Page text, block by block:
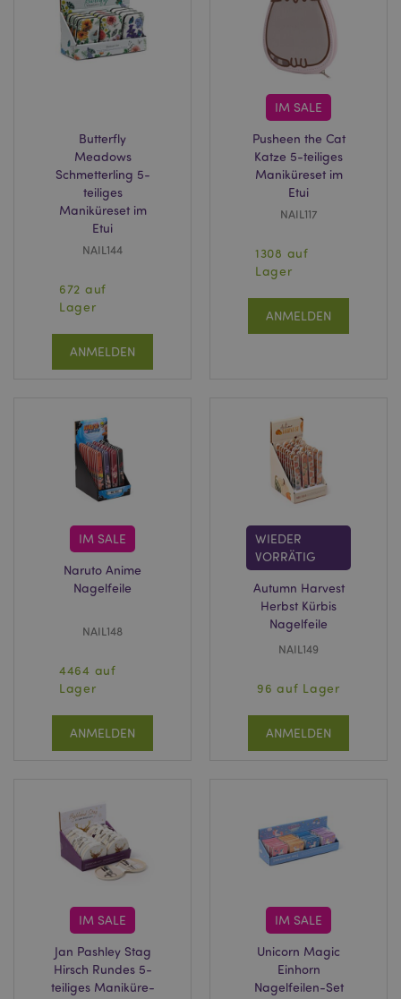
Butterfly
Meadows
Schmetterling 5-
teiliges
Maniküreset im
Etui
NAIL144
672 auf
Lager
ANMELDEN
IM SALE
Pusheen the Cat
Katze 5-teiliges
Maniküreset im
Etui
NAIL117
1308 auf
Lager
ANMELDEN
IM SALE
Naruto Anime
Nagelfeile
NAIL148
4464 auf
Lager
ANMELDEN
WIEDER
VORRÄTIG
Autumn Harvest
Herbst Kürbis
Nagelfeile
NAIL149
96 auf Lager
ANMELDEN
IM SALE
Jan Pashley Stag
Hirsch Rundes 5-
teiliges Maniküre-
IM SALE
Unicorn Magic
Einhorn
Nagelfeilen-Set